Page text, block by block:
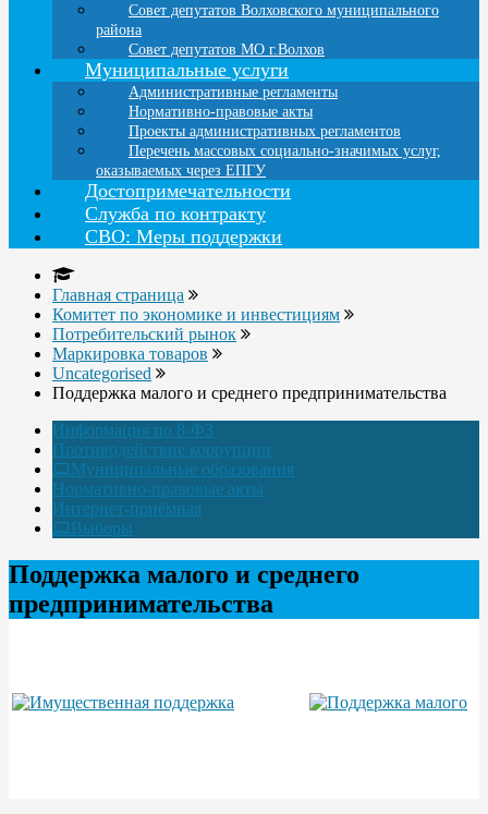
Совет депутатов Волховского муниципального
района
Совет депутатов МО г.Волхов
Муниципальные услуги
Административные регламенты
Нормативно-правовые акты
Проекты административных регламентов
Перечень массовых социально-значимых услуг,
оказываемых через ЕПГУ
Достопримечательности
Служба по контракту
СВО: Меры поддержки
Главная страница
Комитет по экономике и инвестициям
Потребительский рынок
Маркировка товаров
Uncategorised
Поддержка малого и среднего предпринимательства
Информация по 8-ФЗ
Противодействие коррупции
Муниципальные образования
Нормативно-правовые акты
Интернет-приёмная
Выборы
Поддержка малого и среднего
предпринимательства